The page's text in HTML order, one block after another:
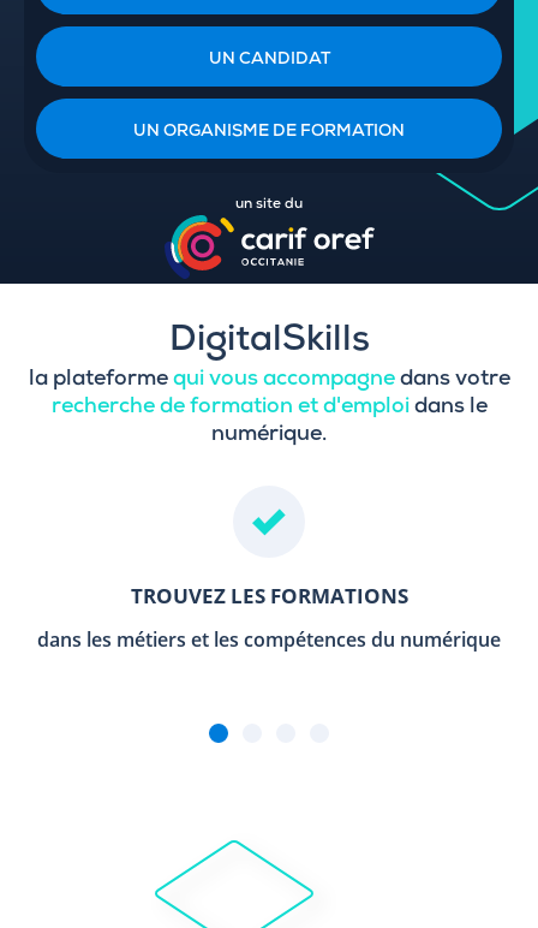
UN CANDIDAT
UN ORGANISME DE FORMATION
un site du
DigitalSkills
la plateforme qui vous accompagnedans votre
recherche de formation et d'emploi dans le
numérique.
TROUVEZ LES FORMATIONS
dans les métiers et les compétences du numérique